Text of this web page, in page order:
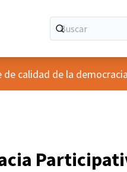
de calidad de la